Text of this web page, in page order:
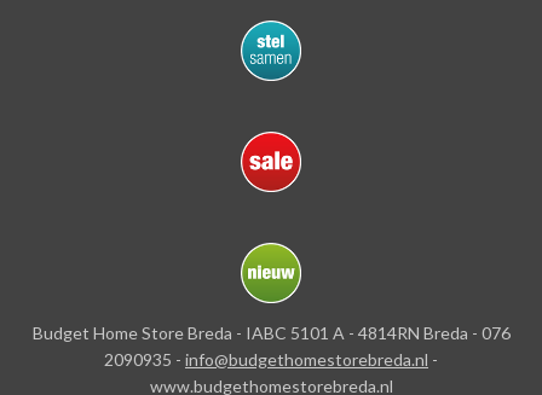
Budget Home Store Breda - IABC 5101 A - 4814RN Breda - 076
2090935 - info@budgethomestorebreda.nl -
www.budgethomestorebreda.nl